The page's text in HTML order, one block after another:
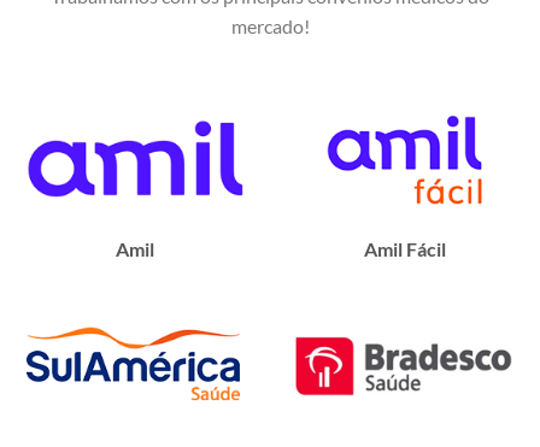
mercado!
Amil Amil Fácil